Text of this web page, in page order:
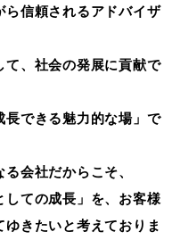
ら信頼されるアドバイザ
て、社会の発展に貢献で
長できる魅力的な場」で
会社だからこそ、
しての成長」を、お客様
きたいと考えておりま